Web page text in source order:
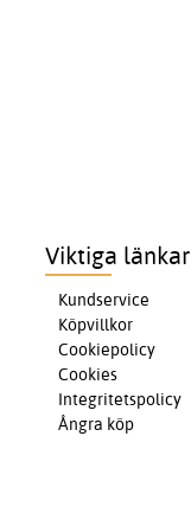
Viktiga länkar
Kundservice
Köpvillkor
Cookiepolicy
Cookies
Integritetspolicy
Ångra köp